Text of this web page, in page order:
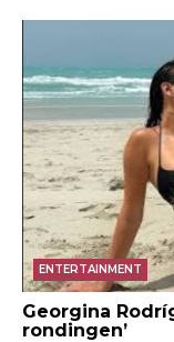
ENTERTAINMENT
Georgina
rondingen’